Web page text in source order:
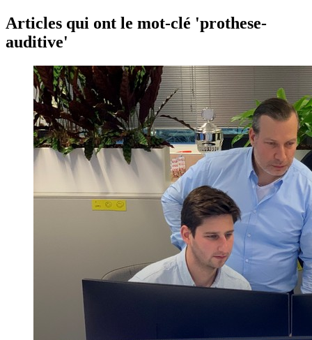
Articles qui ont le mot-clé 'prothese-
auditive'